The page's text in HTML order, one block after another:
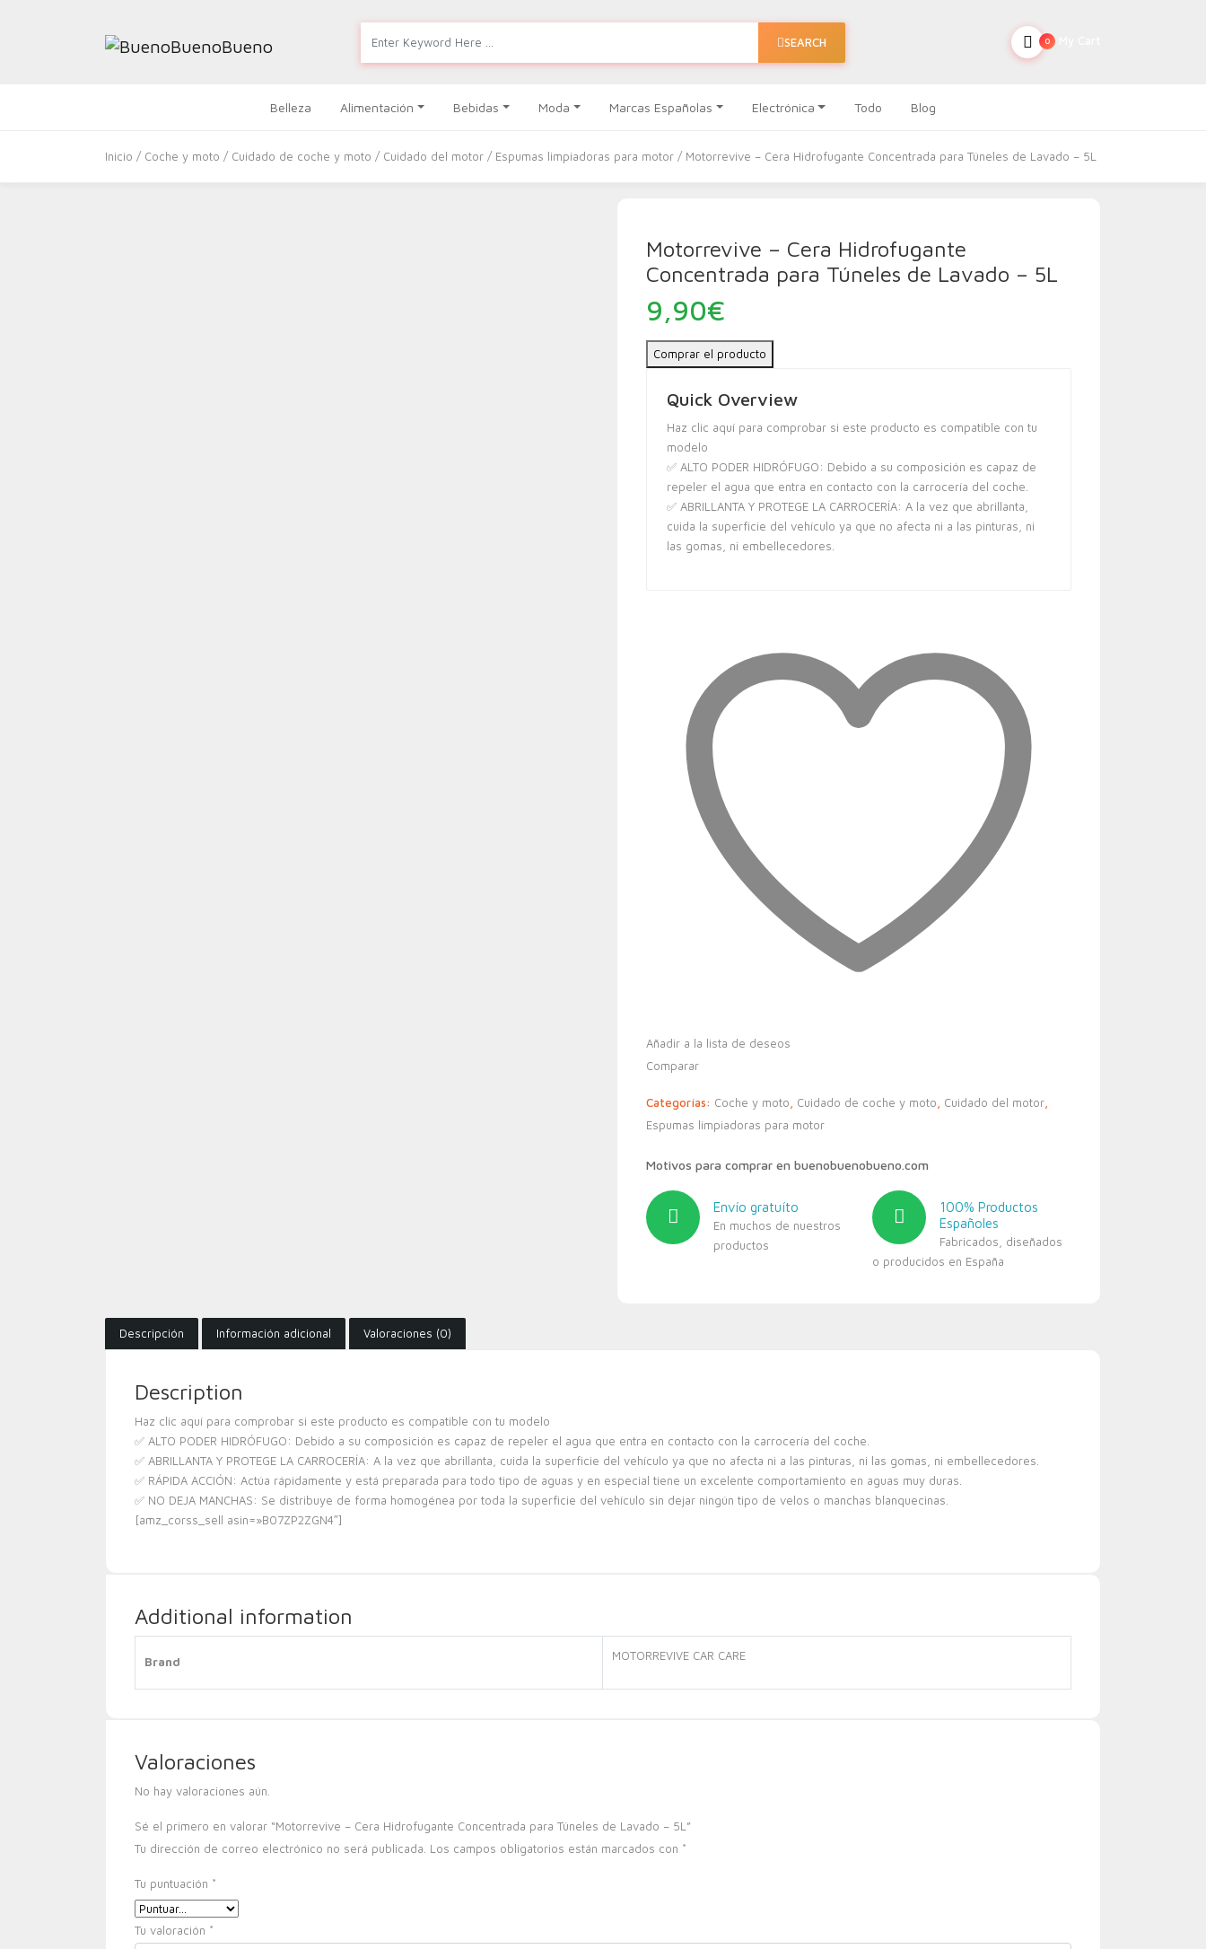
SEARCH 0
Belleza Alimentación Bebidas Moda Marcas Españolas Electrónica Todo Blog
Inicio / Coche y moto / Cuidado de coche y moto / Cuidado del motor / Espumas limpiadoras para motor / Motorrevive – Cera Hidrofugante Concentrada para Túneles de Lavado – 5L
Motorrevive – Cera Hidrofugante
Concentrada para Túneles de Lavado – 5L
9,90€
Comprar el producto
Quick Overview
Haz clic aquí para comprobar si este producto es compatible con tu
modelo
✅ ALTO PODER HIDRÓFUGO: Debido a su composición es capaz de
repeler el agua que entra en contacto con la carrocería del coche.
✅ ABRILLANTA Y PROTEGE LA CARROCERÍA: A la vez que abrillanta,
cuida la superficie del vehículo ya que no afecta ni a las pinturas, ni
las gomas, ni embellecedores.
Añadir a la lista de deseos
Comparar
Categorías: Coche y moto Cuidado de coche y moto Cuidado del motor
Espumas limpiadoras para motor
Motivos para comprar en buenobuenobueno.com
Envío gratuíto
En muchos de nuestros
productos
100% Productos
Españoles
Fabricados, diseñados
o producidos en España
Descripción Información adicional Valoraciones (0)
Description
Haz clic aquí para comprobar si este producto es compatible con tu modelo
✅ ALTO PODER HIDRÓFUGO: Debido a su composición es capaz de repeler el agua que entra en contacto con la carrocería del coche.
✅ ABRILLANTA Y PROTEGE LA CARROCERÍA: A la vez que abrillanta, cuida la superficie del vehículo ya que no afecta ni a las pinturas, ni las gomas, ni embellecedores.
✅ RÁPIDA ACCIÓN: Actúa rápidamente y está preparada para todo tipo de aguas y en especial tiene un excelente comportamiento en aguas muy duras.
✅ NO DEJA MANCHAS: Se distribuye de forma homogénea por toda la superficie del vehículo sin dejar ningún tipo de velos o manchas blanquecinas.
[amz_corss_sell asin=»B07ZP2ZGN4″]
Additional information
Brand MOTORREVIVE CAR CARE
Valoraciones
No hay valoraciones aún.
Sé el primero en valorar “Motorrevive – Cera Hidrofugante Concentrada para Túneles de Lavado – 5L”
Tu dirección de correo electrónico no será publicada. Los campos obligatorios están marcados con *
Tu puntuación *
Tu valoración *